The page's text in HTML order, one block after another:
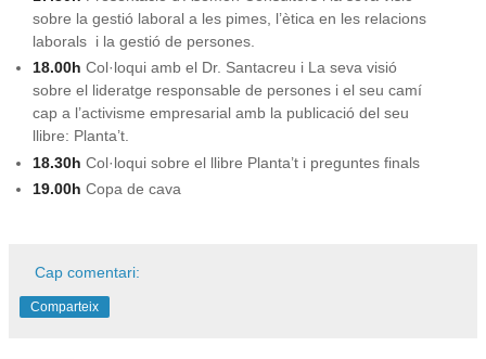
sobre la gestió laboral a les pimes, l’ètica en les relacions
laborals i la gestió de persones.
18.00h Col·loqui amb el Dr. Santacreu i La seva visió
sobre el lideratge responsable de persones i el seu camí
cap a l’activisme empresarial amb la publicació del seu
llibre: Planta’t.
18.30h Col·loqui sobre el llibre Planta’t i preguntes finals
19.00h Copa de cava
Cap comentari:
Comparteix